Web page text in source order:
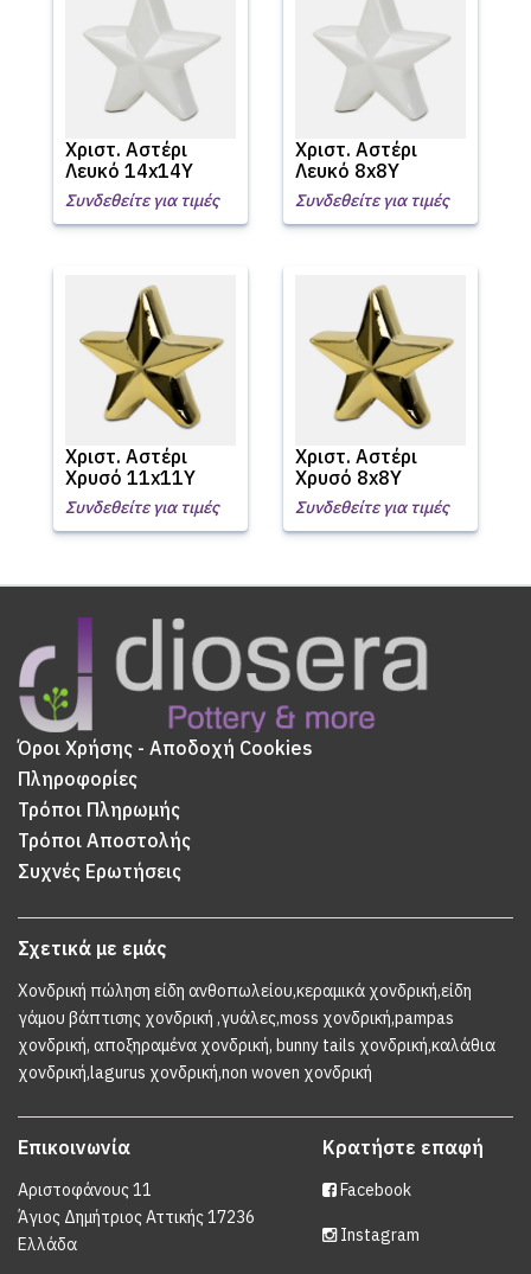
Χριστ. Αστέρι
Λευκό 14x14Υ
Συνδεθείτε για τιμές
Χριστ. Αστέρι
Λευκό 8x8Υ
Συνδεθείτε για τιμές
Χριστ. Αστέρι
Χρυσό 11x11Υ
Συνδεθείτε για τιμές
Χριστ. Αστέρι
Χρυσό 8x8Υ
Συνδεθείτε για τιμές
Όροι Χρήσης - Αποδοχή Cookies
Πληροφορίες
Τρόποι Πληρωμής
Τρόποι Αποστολής
Συχνές Ερωτήσεις
Σχετικά με εμάς
Χονδρική πώληση είδη ανθοπωλείου,κεραμικά χονδρική,είδη
γάμου βάπτισης χονδρική ,γυάλες,moss χονδρική,pampas
χονδρική, αποξηραμένα χονδρική, bunny tails χονδρική,καλάθια
χονδρική,lagurus χονδρική,non woven χονδρική
Επικοινωνία
Αριστοφάνους 11
Άγιος Δημήτριος Αττικής 17236
Ελλάδα
Κρατήστε επαφή
Facebook
Instagram